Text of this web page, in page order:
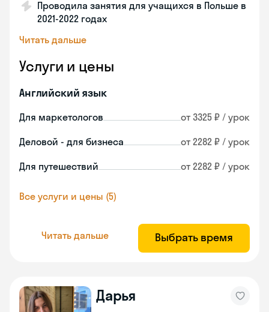
Проводила занятия для учащихся в Польше в
2021-2022 годах
Читать дальше
Услуги и цены
Английский язык
Для маркетологов от 3325 ₽ / урок
Деловой - для бизнеса от 2282 ₽ / урок
Для путешествий от 2282 ₽ / урок
Все услуги и цены (5)
Читать дальше Выбрать время
Дарья